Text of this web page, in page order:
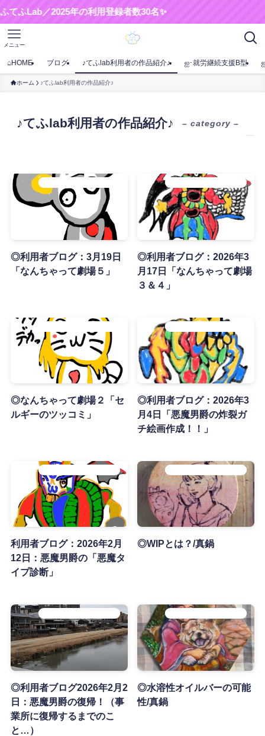
／2025年の利用登録者数30名✨
メニュー
⌂HOME ブログ ♪てふlab利用者の作品紹介♪ ஐ･就労継続支援B型
ホーム ♪てふlab利用者の作品紹介♪
♪てふlab利用者の作品紹介♪ – category –
◎利用者ブログ：3月19日
「なんちゃって劇場５」
◎利用者ブログ：2026年3
月17日「なんちゃって劇場
３＆４」
◎なんちゃって劇場２「セ
ルギーのツッコミ」
◎利用者ブログ：2026年3
月4日「悪魔男爵の炸裂ガ
チ絵画作成！！」
利用者ブログ：2026年2月
12日：悪魔男爵の「悪魔タ
イプ診断」
◎WIPとは？/真鍋
◎利用者ブログ2026年2月2
日：悪魔男爵の復帰！（事
業所に復帰するまでのこ
と…）
◎水溶性オイルバーの可能
性/真鍋